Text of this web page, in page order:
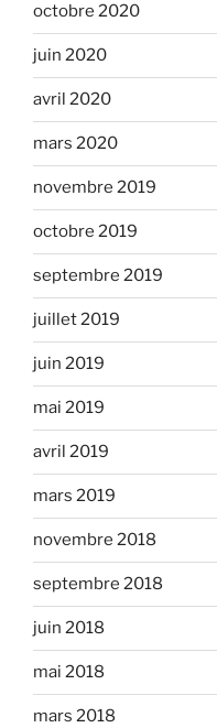
octobre 2020
juin 2020
avril 2020
mars 2020
novembre 2019
octobre 2019
septembre 2019
juillet 2019
juin 2019
mai 2019
avril 2019
mars 2019
novembre 2018
septembre 2018
juin 2018
mai 2018
mars 2018